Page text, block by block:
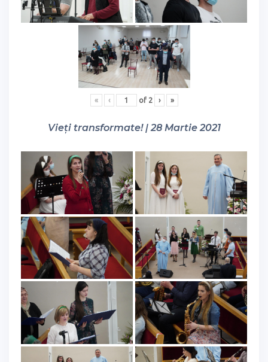
« ‹ of 2 › »
Vieți transformate! | 28 Martie 2021